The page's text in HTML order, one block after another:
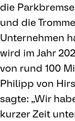
die
und die
Unternehmen
wird im Jahr
von rund 100
Philipp von
sagte: „Wir
kurzer Zeit